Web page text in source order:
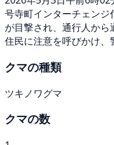
号寺町インターチェン
が目撃され、通行人か
住民に注意を呼びかけ、
クマの種類
ツキノワグマ
クマの数